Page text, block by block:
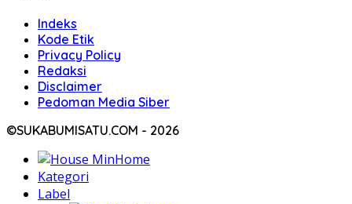
Indeks
Kode Etik
Privacy Policy
Redaksi
Disclaimer
Pedoman Media Siber
©SUKABUMISATU.COM - 2026
Home
Kategori
Label